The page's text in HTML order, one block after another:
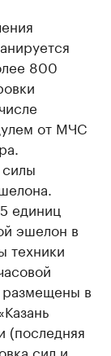
800
от МЧС
единиц
эшелон в
техники
размещены в
(последняя
сил и